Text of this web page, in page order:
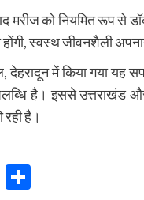
मरीज को नियमित रूप से
स्वस्थ जीवनशैली
देहरादून में किया गया यह
है। इससे उत्तराखंड
रही है।
Email